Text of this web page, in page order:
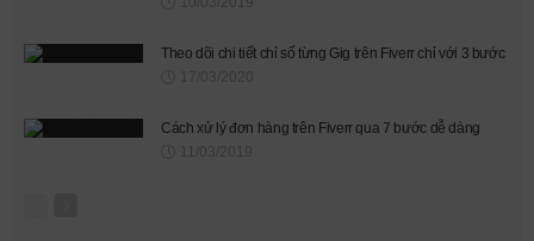
Theo dõi chi tiết chỉ số từng Gig trên Fiverr chỉ với 3 bước
17/03/2020
Cách xử lý đơn hàng trên Fiverr qua 7 bước dễ dàng
11/03/2019